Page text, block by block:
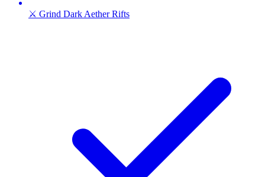
⚔️ Grind Dark Aether Rifts